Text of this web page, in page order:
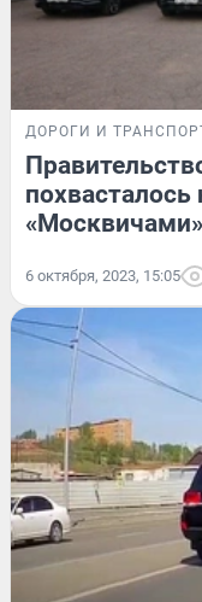
ДОРОГИ И
6 октября, 2023, 15:05